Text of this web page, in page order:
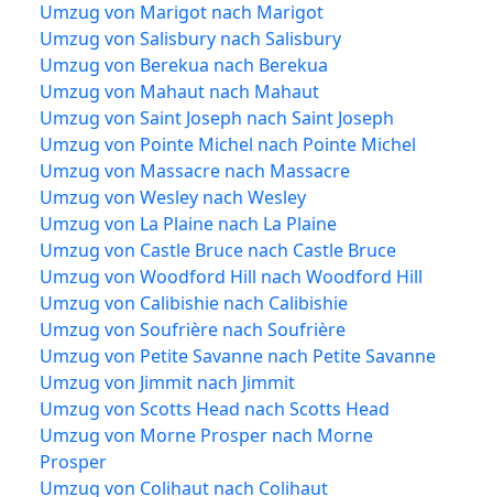
Umzug von Marigot nach Marigot
Umzug von Salisbury nach Salisbury
Umzug von Berekua nach Berekua
Umzug von Mahaut nach Mahaut
Umzug von Saint Joseph nach Saint Joseph
Umzug von Pointe Michel nach Pointe Michel
Umzug von Massacre nach Massacre
Umzug von Wesley nach Wesley
Umzug von La Plaine nach La Plaine
Umzug von Castle Bruce nach Castle Bruce
Umzug von Woodford Hill nach Woodford Hill
Umzug von Calibishie nach Calibishie
Umzug von Soufrière nach Soufrière
Umzug von Petite Savanne nach Petite Savanne
Umzug von Jimmit nach Jimmit
Umzug von Scotts Head nach Scotts Head
Umzug von Morne Prosper nach Morne
Prosper
Umzug von Colihaut nach Colihaut